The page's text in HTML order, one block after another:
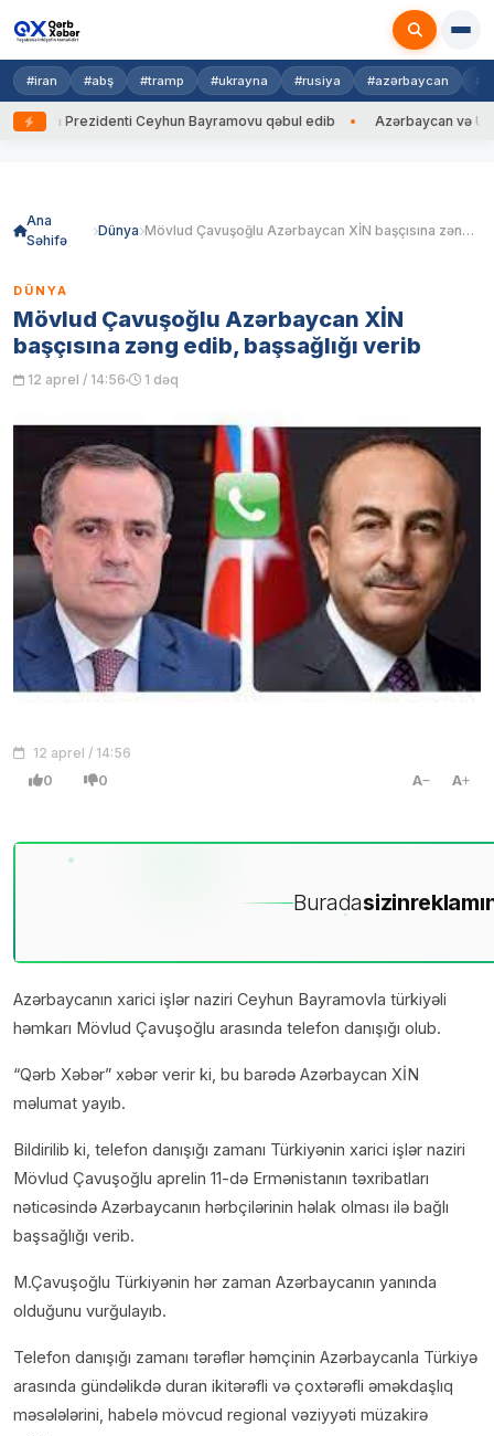
#iran #abş #tramp #ukrayna #rusiya #azərbaycan
Prezidenti Ceyhun Bayramovu qəbul edib Azərbaycan və
Ana
Səhifə
Dünya Mövlud Çavuşoğlu Azərbaycan XİN başçısına zəng edib, başsağlığı verib
DÜNYA
Mövlud Çavuşoğlu Azərbaycan XİN
başçısına zəng edib, başsağlığı verib
12 aprel / 14:56 1 dəq
12 aprel / 14:56
0 0 A A
Buradasizin
Azərbaycanın xarici işlər naziri Ceyhun Bayramovla türkiyəli
həmkarı Mövlud Çavuşoğlu arasında telefon danışığı olub.
“Qərb Xəbər” xəbər verir ki, bu barədə Azərbaycan XİN
məlumat yayıb.
Bildirilib ki, telefon danışığı zamanı Türkiyənin xarici işlər naziri
Mövlud Çavuşoğlu aprelin 11-də Ermənistanın təxribatları
nəticəsində Azərbaycanın hərbçilərinin həlak olması ilə bağlı
başsağlığı verib.
M.Çavuşoğlu Türkiyənin hər zaman Azərbaycanın yanında
olduğunu vurğulayıb.
Telefon danışığı zamanı tərəflər həmçinin Azərbaycanla Türkiyə
arasında gündəlikdə duran ikitərəfli və çoxtərəfli əməkdaşlıq
məsələlərini, habelə mövcud regional vəziyyəti müzakirə